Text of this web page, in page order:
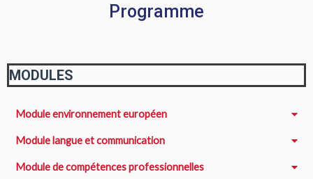
Programme
MODULES
Module environnement européen
Module langue et communication
Module de compétences professionnelles